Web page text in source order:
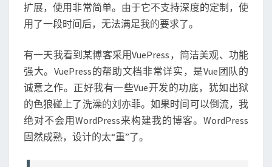
构
建
网
站
扩展，使用非常简单。由于它不支持深度的定制，使
用了一段时间后，无法满足我的要求了。
有一天我看到某博客采用VuePress，简洁美观、功能
强大。VuePress的帮助文档非常详实，是Vue团队的
诚意之作。正好我有一些Vue开发的功底，犹如出狱
的色狼碰上了洗澡的刘亦菲。如果时间可以倒流，我
绝对不会用WordPress来构建我的博客。WordPress
固然成熟，设计的太“重”了。